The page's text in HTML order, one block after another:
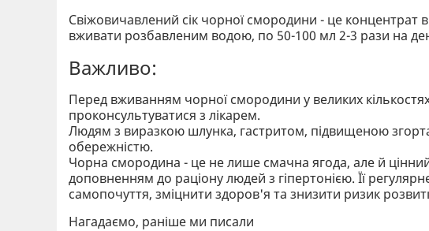
Свіжовичавлений сік чорної смородини - це концентрат
вживати розбавленим водою, по 50-100 мл 2-3 рази на
Важливо:
Перед вживанням чорної смородини у великих
проконсультуватися з лікарем.
Людям з виразкою шлунка, гастритом, підвищеною
обережністю.
Чорна смородина - це не лише смачна ягода, але й
доповненням до раціону людей з гіпертонією. Її
самопочуття, зміцнити здоров'я та знизити ризик
Нагадаємо, раніше ми писали